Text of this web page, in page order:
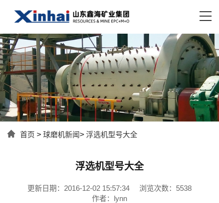
首页 > 球磨机新闻> 浮选机型号大全
浮选机型号大全
更新日期：2016-12-02 15:57:34
浏览次数：5538
作者：lynn